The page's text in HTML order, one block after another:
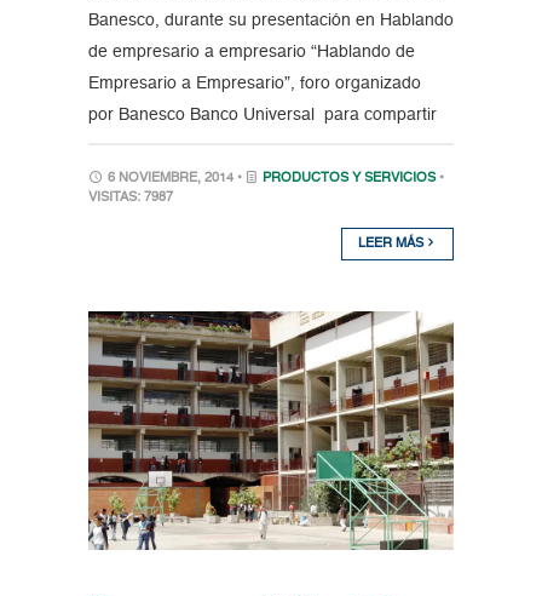
Banesco, durante su presentación en Hablando
de empresario a empresario “Hablando de
Empresario a Empresario”, foro organizado
por Banesco Banco Universal para compartir
6 NOVIEMBRE, 2014 • PRODUCTOS Y SERVICIOS •
VISITAS: 7987
LEER MÁS